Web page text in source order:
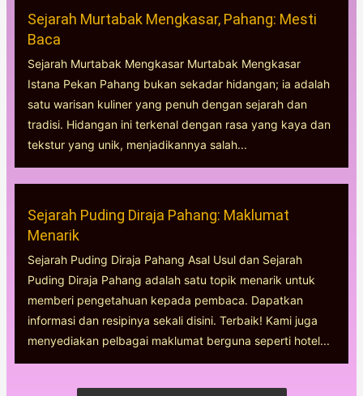
Sejarah Murtabak Mengkasar, Pahang: Mesti
Baca
Sejarah Murtabak Mengkasar Murtabak Mengkasar
Istana Pekan Pahang bukan sekadar hidangan; ia adalah
satu warisan kuliner yang penuh dengan sejarah dan
tradisi. Hidangan ini terkenal dengan rasa yang kaya dan
tekstur yang unik, menjadikannya salah...
Sejarah Puding Diraja Pahang: Maklumat
Menarik
Sejarah Puding Diraja Pahang Asal Usul dan Sejarah
Puding Diraja Pahang adalah satu topik menarik untuk
memberi pengetahuan kepada pembaca. Dapatkan
informasi dan resipinya sekali disini. Terbaik! Kami juga
menyediakan pelbagai maklumat berguna seperti hotel...